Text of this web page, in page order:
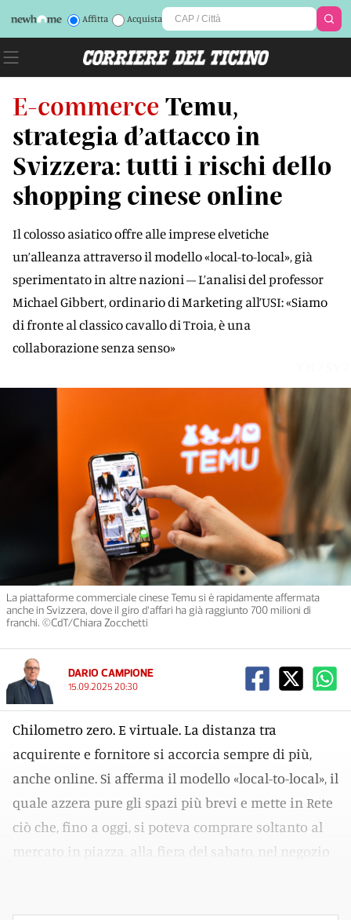
Affitta Acquista
E-commerce Temu,
strategia d’attacco in
Svizzera: tutti i rischi dello
shopping cinese online
Il colosso asiatico offre alle imprese elvetiche
un’alleanza attraverso il modello «local-to-local», già
sperimentato in altre nazioni – L’analisi del professor
Michael Gibbert, ordinario di Marketing all’USI: «Siamo
di fronte al classico cavallo di Troia, è una
collaborazione senza senso»
La piattaforme commerciale cinese Temu si è rapidamente affermata
anche in Svizzera, dove il giro d’affari ha già raggiunto 700 milioni di
franchi. ©CdT/Chiara Zocchetti
DARIO CAMPIONE
15.09.2025 20:30
Chilometro zero. E virtuale. La distanza tra
acquirente e fornitore si accorcia sempre di più,
anche online. Si afferma il modello «local-to-local», il
quale azzera pure gli spazi più brevi e mette in Rete
ciò che, fino a oggi, si poteva comprare soltanto al
mercato in piazza, alla fiera del sabato, nel negozio